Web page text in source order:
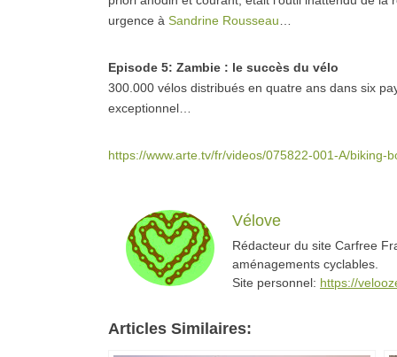
urgence à Sandrine Rousseau
Episode 5: Zambie : le succès du vélo
300.000 vélos distribués en quatre ans dans six
exceptionnel…
https://www.arte.tv/fr/videos/075822-001-A/biking-
Vélove
Rédacteur du site Carfree
aménagements cyclables.
Site personnel: https://
Articles Similaires: